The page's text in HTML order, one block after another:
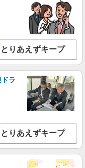
時給1230円
33-1D-104
詳細を見る
タッフ ＜優先募集日
時給1300円
6-4-36
詳細を見る
とりあえずキープ
ラ
とりあえずキープ